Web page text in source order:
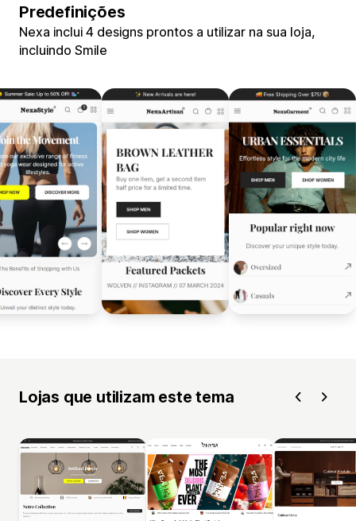
Predefinições
Nexa inclui 4 designs prontos a utilizar na sua loja,
incluindo Smile
Lojas que utilizam este tema